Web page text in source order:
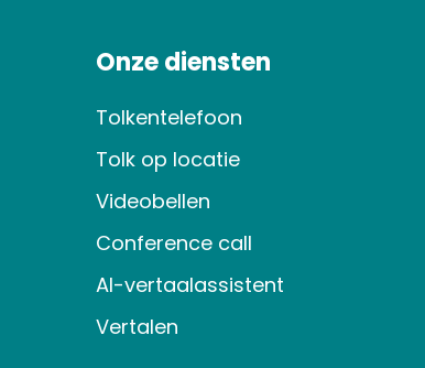
Onze diensten
Tolkentelefoon
Tolk op locatie
Videobellen
Conference call
AI-vertaalassistent
Vertalen